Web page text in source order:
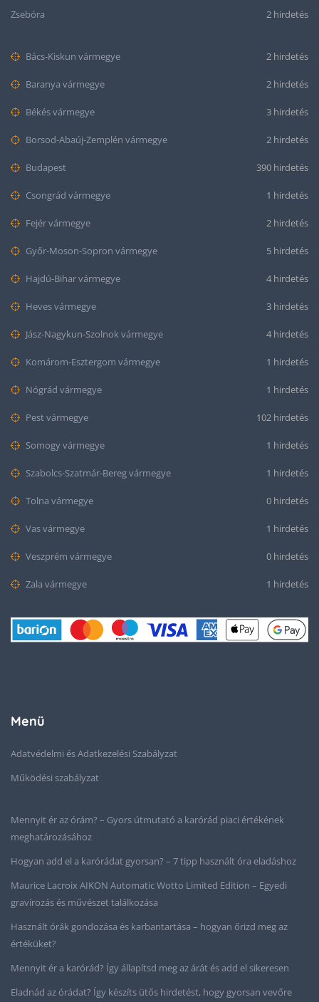
Zsebóra 2 hirdetés
Bács-Kiskun vármegye 2 hirdetés
Baranya vármegye 2 hirdetés
Békés vármegye 3 hirdetés
Borsod-Abaúj-Zemplén vármegye 2 hirdetés
Budapest 390 hirdetés
Csongrád vármegye 1 hirdetés
Fejér vármegye 2 hirdetés
Győr-Moson-Sopron vármegye 5 hirdetés
Hajdú-Bihar vármegye 4 hirdetés
Heves vármegye 3 hirdetés
Jász-Nagykun-Szolnok vármegye 4 hirdetés
Komárom-Esztergom vármegye 1 hirdetés
Nógrád vármegye 1 hirdetés
Pest vármegye 102 hirdetés
Somogy vármegye 1 hirdetés
Szabolcs-Szatmár-Bereg vármegye 1 hirdetés
Tolna vármegye 0 hirdetés
Vas vármegye 1 hirdetés
Veszprém vármegye 0 hirdetés
Zala vármegye 1 hirdetés
Menü
Adatvédelmi és Adatkezelési Szabályzat
Működési szabályzat
Mennyit ér az órám? – Gyors útmutató a karórád piaci értékének
meghatározásához
Hogyan add el a karórádat gyorsan? – 7 tipp használt óra eladáshoz
Maurice Lacroix AIKON Automatic Wotto Limited Edition – Egyedi
gravírozás és művészet találkozása
Használt órák gondozása és karbantartása – hogyan őrizd meg az
értéküket?
Mennyit ér a karórád? Így állapítsd meg az árát és add el sikeresen
Eladnád az órádat? Így készíts ütős hirdetést, hogy gyorsan vevőre